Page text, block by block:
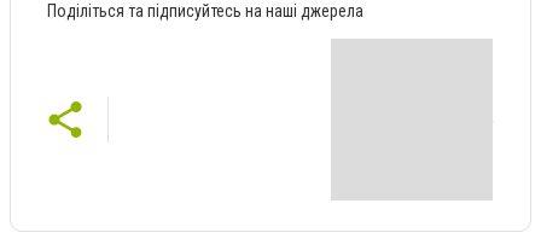
Поділіться та підписуйтесь на наші джерела